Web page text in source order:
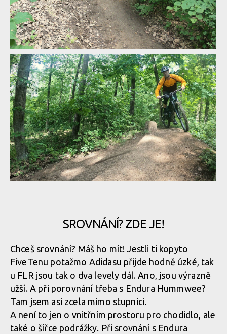
FLR Afx Pro v akci
FLR Afx Pro v akci
FLR Afx Pro v akci
FLR Afx Pro v akci
FLR Afx Pro v akci
FLR Afx Pro v akci
FLR Afx Pro v akci
FLR Afx Pro v akci
FLR Afx Pro v akci
FLR Afx Pro v akci
FLR Afx Pro v akci
FLR Afx Pro v akci
SROVNÁNÍ? ZDE JE!
Chceš srovnání? Máš ho mít! Jestli ti kopyto
FiveTenu potažmo Adidasu přijde hodně úzké, tak
u FLR jsou tak o dva levely dál. Ano, jsou výrazně
užší. A při porovnání třeba s Endura Hummwee?
Tam jsem asi zcela mimo stupnici.
A není to jen o vnitřním prostoru pro chodidlo, ale
také o šířce podrážky. Při srovnání s Endura